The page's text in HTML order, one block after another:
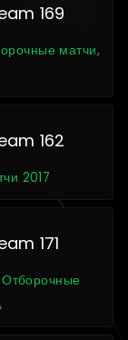
169
матчи,
162
2017
171